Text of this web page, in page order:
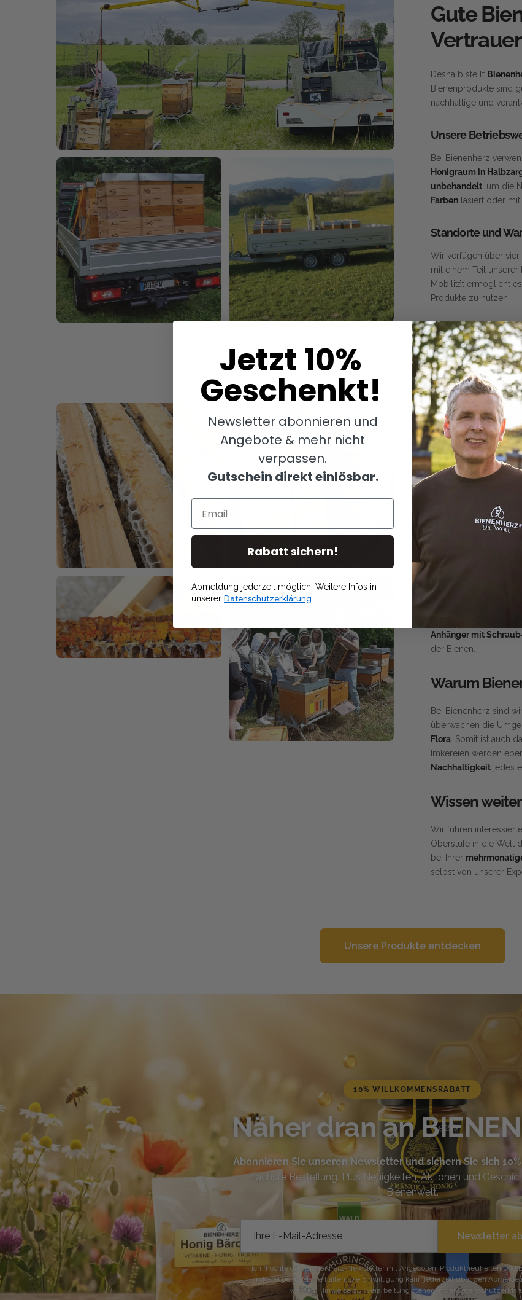
Gute
Deshalb stellt
Bienenprodukte sind
nachhaltige und
Unsere
Bei Bienenherz
Honigraum in
unbehandelt , um die
Farben lasiert oder mit
Standorte und
Wir verfügen über
mit einem Teil unserer
Mobilität ermöglicht
Produkte zu nutzen.
Die Gesundheit
aggressive Säuren
,
nutzen die
unsere Böden
ausgestattet, um ein
Technische
Unsere technischen
und Hubvorrichtung,
Pritsche
Anhänger mit
der Bienen.
Warum
Bei Bienenherz sind
überwachen die
Flora . Somit ist auch
Imkereien werden
Nachhaltigkeit jedes
Wissen
Wir führen interessierte
Oberstufe in die Welt
bei Ihrer
selbst von unserer
Unsere Produkte entdecken
10% WILLKOMMENSRABATT
Näher dran an
Abonnieren Sie unseren Newsletter und sichern Sie sich
nächste Bestellung. Plus Neuigkeiten, Aktionen und
Bienenwelt.
Newsletter
Ich möchte den Bienenherz-Newsletter mit Angeboten, Produktneuheiten und
Imkerei per E-Mail erhalten. Die Einwilligung kann jederzeit über den
werden. Hinweise zur Verarbeitung stehen in der
Jetzt 10%
Geschenkt!
Newsletter abonnieren und
Angebote & mehr nicht
verpassen.
Gutschein direkt einlösbar.
Email
Rabatt sichern!
Abmeldung jederzeit möglich. Weitere Infos in
unserer Datenschutzerklärung